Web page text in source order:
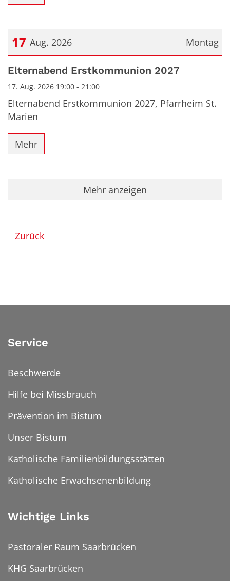
Montag
17 Aug. 2026
Datum: 17. August 2026
Elternabend Erstkommunion 2027
17. Aug. 2026 19:00 - 21:00
Elternabend Erstkommunion 2027, Pfarrheim St.
Marien
Mehr
Mehr anzeigen
Zurück
Service
Beschwerde
Hilfe bei Missbrauch
Prävention im Bistum
Unser Bistum
Katholische Familienbildungsstätten
Katholische Erwachsenenbildung
Wichtige Links
Pastoraler Raum Saarbrücken
KHG Saarbrücken